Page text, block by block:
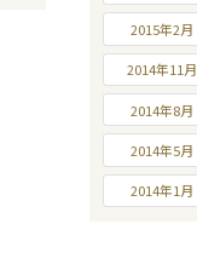
2015年2月
2014年11月
2014年8月
2014年5月
2014年1月